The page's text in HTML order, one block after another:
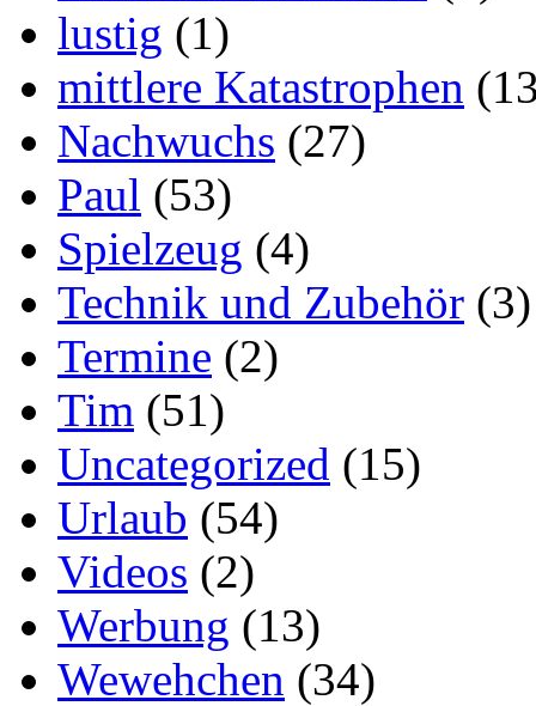
lustig (1)
mittlere Katastrophen
Nachwuchs (27)
Paul (53)
Spielzeug (4)
Technik und Zubehör (3)
Termine (2)
Tim (51)
Uncategorized (15)
Urlaub (54)
Videos (2)
Werbung (13)
Wewehchen (34)